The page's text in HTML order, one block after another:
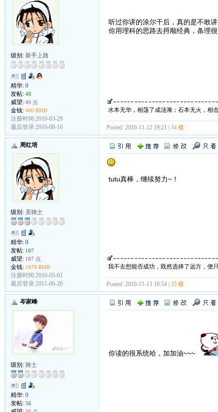
级别: 新手上路
精华: 0
发帖: 40
威望: 40 点
金钱: 400 RMB
注册时间:2010-03-29
最后登录:2016-08-16
听过你讲的涂尔干后，真的是不敢
你用理科的思路去捋顺经典，条理
水本无华，相荡了成涟漪；石本无火，相
Posted: 2010-11-12 19:21 | 34 楼
周红培
级别: 圣骑士
精华: 0
发帖: 187
威望: 187 点
金钱: 1870 RMB
注册时间:2010-03-01
最后登录:2011-06-20
tutu真棒，继续努力~！
我不去想能否成功，既然选择了远方，便
Posted: 2010-11-13 10:54 | 35 楼
岑家峰
级别: 骑士
精华: 0
发帖: 56
你读的很系统哈，加加油~~~